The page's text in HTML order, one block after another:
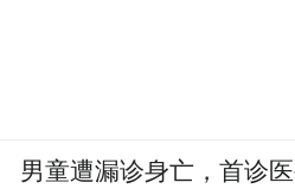
男童遭漏诊身亡，首诊